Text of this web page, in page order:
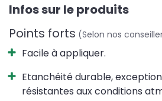
Infos sur le produits
Points forts (Selon nos
Facile à appliquer.
Etanchéité durable,
résistantes aux conditions